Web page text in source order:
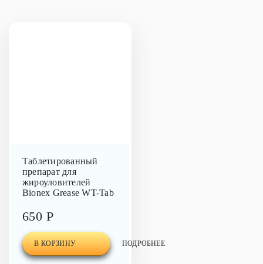
Таблетированный
препарат для
жироуловителей
Bionex Grease WT-Tab
650 Р
В КОРЗИНУ ПОДРОБНЕЕ